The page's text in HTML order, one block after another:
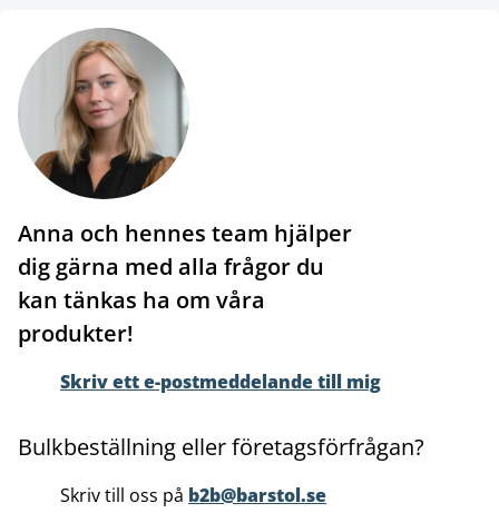
Anna och hennes team hjälper
dig gärna med alla frågor du
kan tänkas ha om våra
produkter!
Skriv ett e-postmeddelande till mig
Bulkbeställning eller företagsförfrågan?
Skriv till oss på b2b@barstol.se